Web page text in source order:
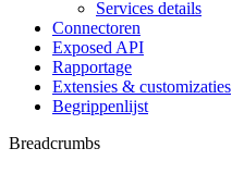
Services details
Connectoren
Exposed API
Rapportage
Extensies & customizaties
Begrippenlijst
Breadcrumbs